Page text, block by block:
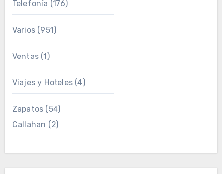
Telefonía (176)
Varios(951)
Ventas(1)
Viajes y Hoteles(4)
Zapatos (54)
Callahan (2)